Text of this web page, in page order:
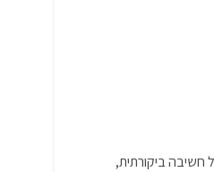
חשיבה ביקורתית,